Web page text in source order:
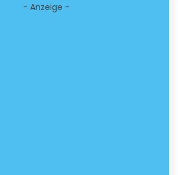
- Anzeige -